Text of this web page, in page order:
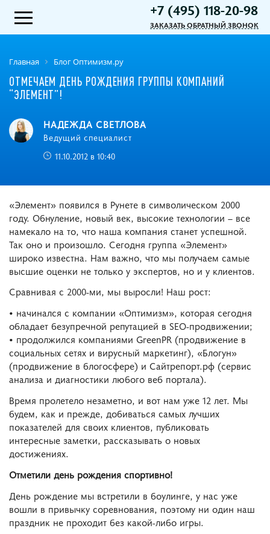
+7 (495) 118-20-98
ЗАКАЗАТЬ ОБРАТНЫЙ ЗВОНОК
Главная Блог Оптимизм.ру
ОТМЕЧАЕМ ДЕНЬ РОЖДЕНИЯ ГРУППЫ КОМПАНИЙ
“ЭЛЕМЕНТ”!
НАДЕЖДА СВЕТЛОВА
Ведущий специалист
11.10.2012 в 10:40
«Элемент» появился в Рунете в символическом 2000
году. Обнуление, новый век, высокие технологии – все
намекало на то, что наша компания станет успешной.
Так оно и произошло. Сегодня группа «Элемент»
широко известна. Нам важно, что мы получаем самые
высшие оценки не только у экспертов, но и у клиентов.
Сравнивая с 2000-ми, мы выросли! Наш рост:
• начинался с компании «Оптимизм», которая сегодня
обладает безупречной репутацией в SEO-продвижении;
• продолжился компаниями GreenPR (продвижение в
социальных сетях и вирусный маркетинг), «Блогун»
(продвижение в блогосфере) и Сайтрепорт.рф (сервис
анализа и диагностики любого веб портала).
Время пролетело незаметно, и вот нам уже 12 лет. Мы
будем, как и прежде, добиваться самых лучших
показателей для своих клиентов, публиковать
интересные заметки, рассказывать о новых
достижениях.
Отметили день рождения спортивно!
День рождение мы встретили в боулинге, у нас уже
вошли в привычку соревнования, поэтому ни один наш
праздник не проходит без какой-либо игры.